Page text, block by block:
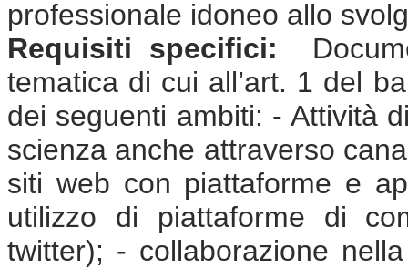
professionale idoneo allo
Requisiti specifici:
tematica di cui all’art. 1 del
dei seguenti ambiti: - Attività
scienza anche attraverso
siti web con piattaforme e
utilizzo di piattaforme di
twitter); - collaborazione